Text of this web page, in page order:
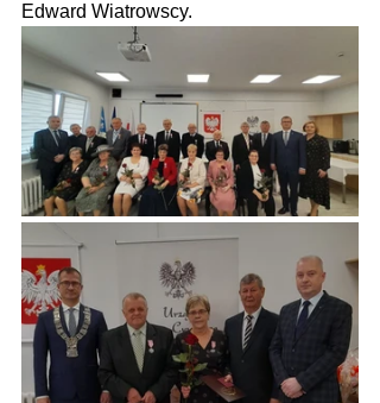
Edward Wiatrowscy.